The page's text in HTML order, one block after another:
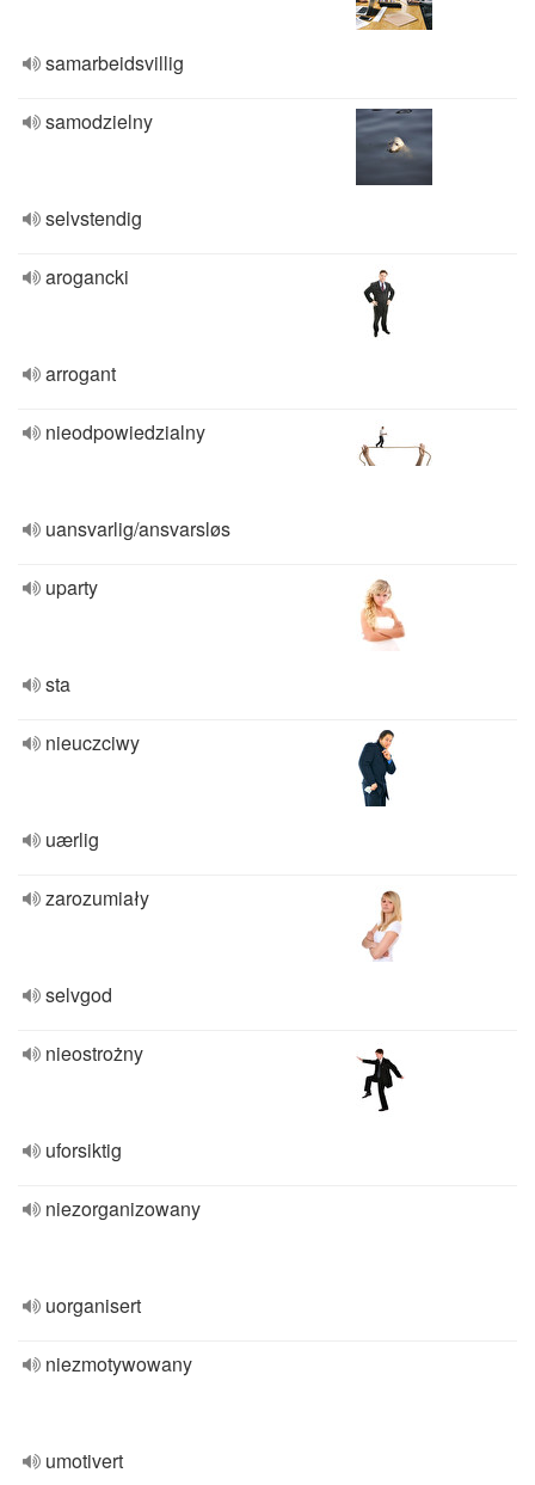
samarbeidsvillig
samodzielny
selvstendig
arogancki
arrogant
nieodpowiedzialny
uansvarlig/ansvarsløs
uparty
sta
nieuczciwy
uærlig
zarozumiały
selvgod
nieostrożny
uforsiktig
niezorganizowany
uorganisert
niezmotywowany
umotivert